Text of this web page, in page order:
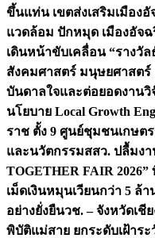
ขึ้นแท่น เขตส่งเสริมเมือง
แวดล้อม ปักหมุด เมืองอัจ
เดินหน้าขับเคลื่อน “รางวั
สังคมศาสตร์ มนุษยศาสตร์
บันดาลใจและต่อยอดงาน
นโยบาย Local Growth
ราช ตั้ง 9 ศูนย์ชุมชนเกษต
และนวัตกรรมสสว. ปลื้มงา
TOGETHER FAIR
เม็ดเงินหมุนเวียนกว่า 5 ล้
อย่างยั่งยืนวช. – จังหวัดเชี
พิบัติแม่สาย ยกระดับเฝ้าร